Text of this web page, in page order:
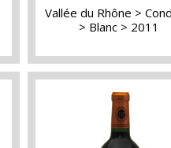
Vallée du Rhône
Blanc
2011